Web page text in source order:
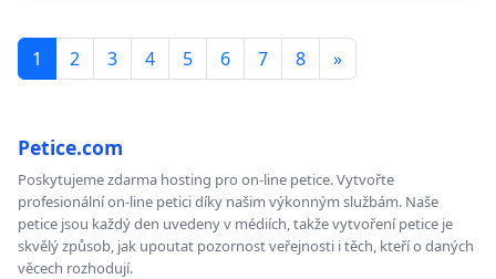
1 2 3 4 5 6 7 8 »
Petice.com
Poskytujeme zdarma hosting pro on-line petice. Vytvořte
profesionální on-line petici díky našim výkonným službám. Naše
petice jsou každý den uvedeny v médiích, takže vytvoření petice je
skvělý způsob, jak upoutat pozornost veřejnosti i těch, kteří o daných
věcech rozhodují.